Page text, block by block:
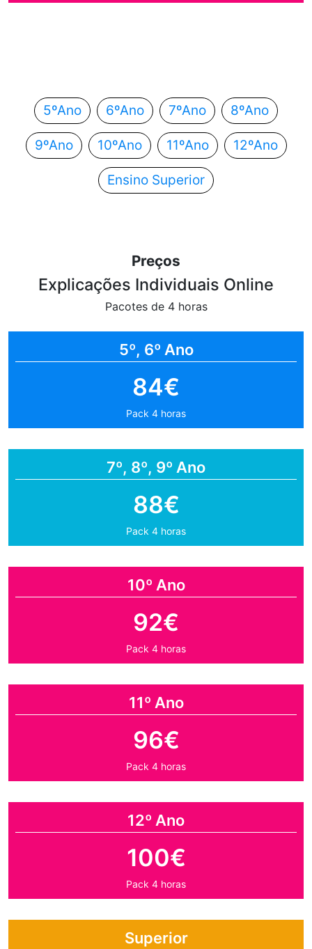
5ºAno 6ºAno 7ºAno 8ºAno
9ºAno 10ºAno 11ºAno 12ºAno
Ensino Superior
Preços
Explicações Individuais Online
Pacotes de 4 horas
5º, 6º Ano
84€
Pack 4 horas
7º, 8º, 9º Ano
88€
Pack 4 horas
10º Ano
92€
Pack 4 horas
11º Ano
96€
Pack 4 horas
12º Ano
100€
Pack 4 horas
Superior